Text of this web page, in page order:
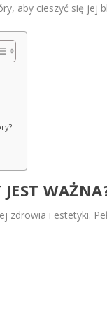
aby cieszyć się jej
JEST
zdrowia i estetyki.